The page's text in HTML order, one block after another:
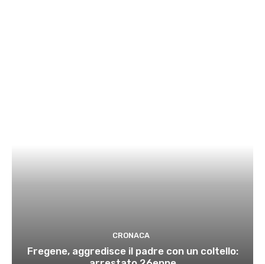
CRONACA
Fregene, aggredisce il padre con un coltello: